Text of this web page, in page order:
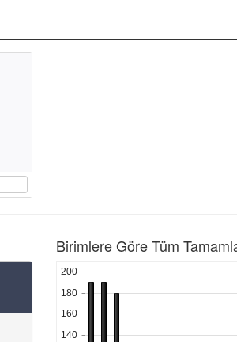
Birimlere Göre Tüm
140
160
180
200